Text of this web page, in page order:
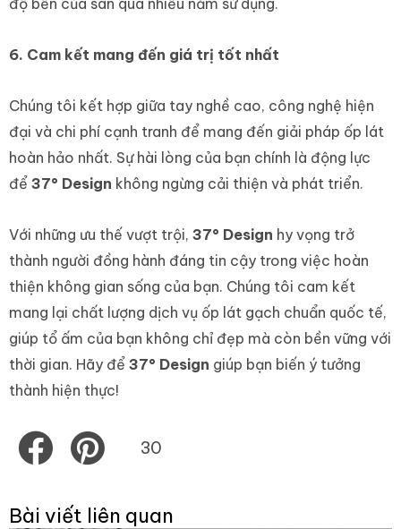
6. Cam kết mang đến giá trị tốt nhất
Chúng tôi kết hợp giữa tay nghề cao, công nghệ hiện
đại và chi phí cạnh tranh để mang đến giải pháp ốp lát
hoàn hảo nhất. Sự hài lòng của bạn chính là động lực
để 37° Design không ngừng cải thiện và phát triển.
Với những ưu thế vượt trội, 37° Design hy vọng trở
thành người đồng hành đáng tin cậy trong việc hoàn
thiện không gian sống của bạn. Chúng tôi cam kết
mang lại chất lượng dịch vụ ốp lát gạch chuẩn quốc tế,
giúp tổ ấm của bạn không chỉ đẹp mà còn bền vững với
thời gian. Hãy để 37° Design giúp bạn biến ý tưởng
thành hiện thực!
Share
on
Share
on
30
Bài viết liên quan